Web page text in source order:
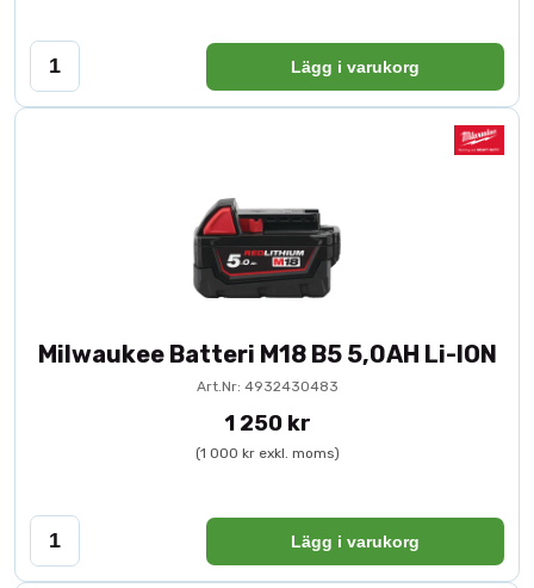
Lägg i varukorg
Milwaukee Batteri M18 B5 5,0AH Li-ION
Art.Nr: 4932430483
1 250 kr
(1 000 kr exkl. moms)
Lägg i varukorg